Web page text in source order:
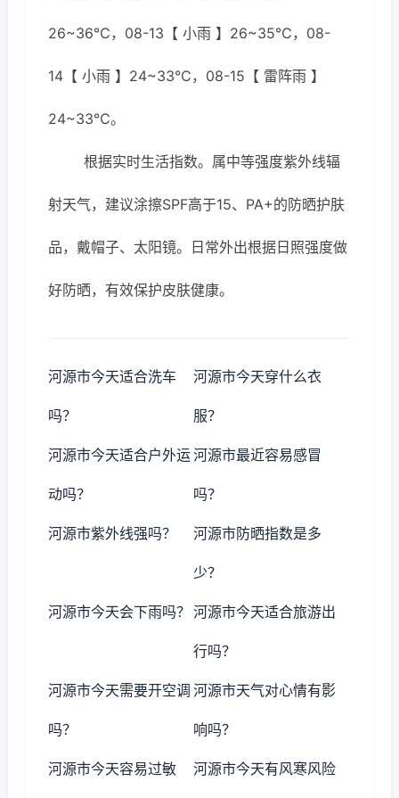
26~36℃，08-13【 小雨 】26~35℃，08-
14【 小雨 】24~33℃，08-15【 雷阵雨 】
24~33℃。
根据实时生活指数。属中等强度紫外线辐
射天气，建议涂擦SPF高于15、PA+的防晒护肤
品，戴帽子、太阳镜。日常外出根据日照强度做
好防晒，有效保护皮肤健康。
河源市今天适合洗车
吗？
河源市今天穿什么衣
服？
河源市今天适合户外运
动吗？
河源市最近容易感冒
吗？
河源市紫外线强吗？ 河源市防晒指数是多
少？
河源市今天会下雨吗？ 河源市今天适合旅游出
行吗？
河源市今天需要开空调
吗？
河源市天气对心情有影
响吗？
河源市今天容易过敏 河源市今天有风寒风险